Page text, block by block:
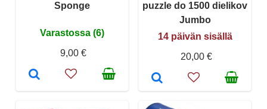
Sponge
Varastossa (6)
9,00 €
puzzle do 1500 dielikov
Jumbo
14 päivän sisällä
20,00 €